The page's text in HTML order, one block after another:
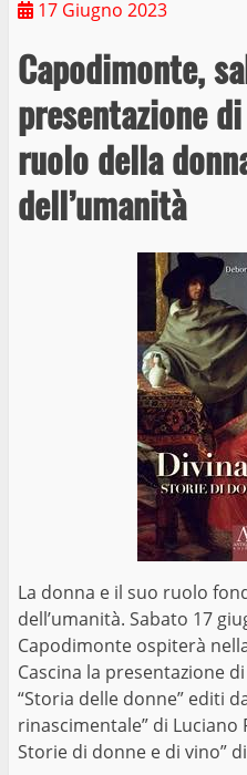
17 Giugno 2023
Capodimonte,
presentazione
ruolo della
dell’umanità
La donna e il suo ruolo
dell’umanità. Sabato 17
Capodimonte ospiterà
Cascina la presentazione
“Storia delle donne” editi
rinascimentale” di Luciano
Storie di donne e di vino”